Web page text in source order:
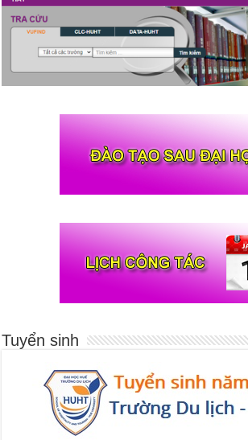
Tuyển sinh